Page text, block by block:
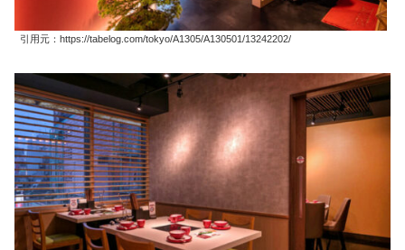
引用元：https://tabelog.com/tokyo/A1305/A130501/13242202/